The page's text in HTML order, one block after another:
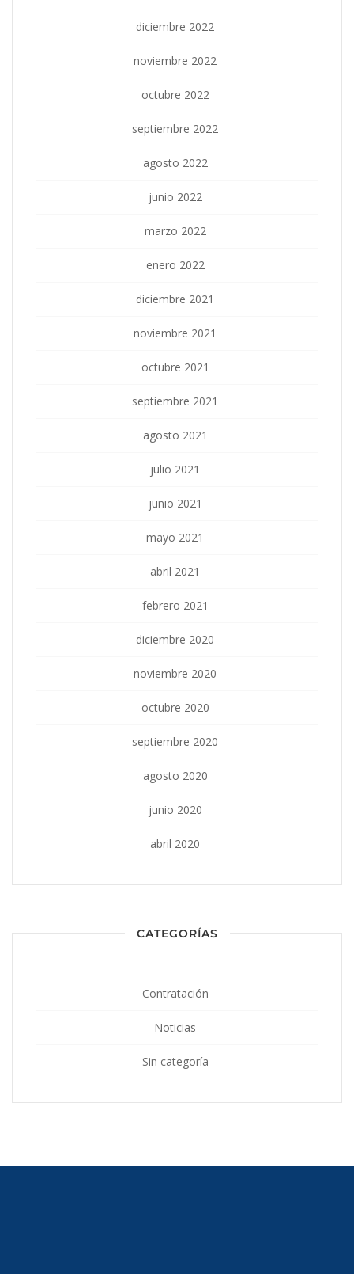
diciembre 2022
noviembre 2022
octubre 2022
septiembre 2022
agosto 2022
junio 2022
marzo 2022
enero 2022
diciembre 2021
noviembre 2021
octubre 2021
septiembre 2021
agosto 2021
julio 2021
junio 2021
mayo 2021
abril 2021
febrero 2021
diciembre 2020
noviembre 2020
octubre 2020
septiembre 2020
agosto 2020
junio 2020
abril 2020
CATEGORÍAS
Contratación
Noticias
Sin categoría